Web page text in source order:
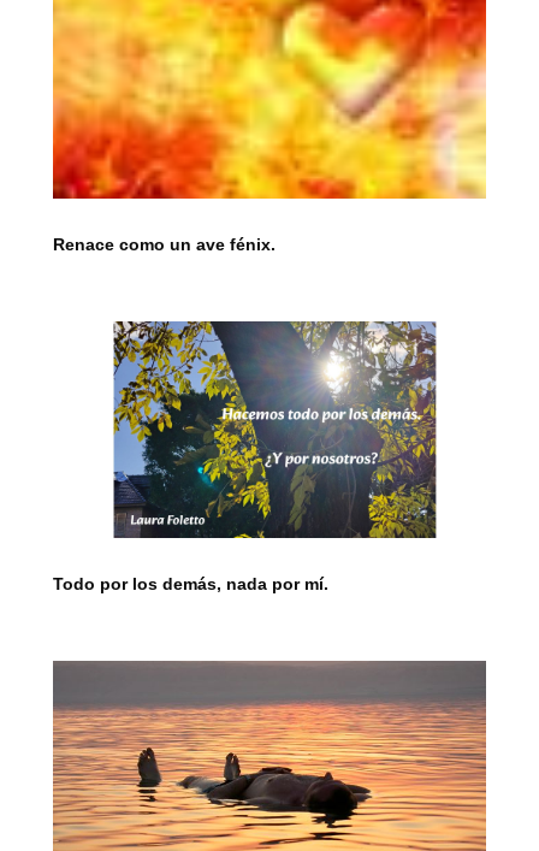
Renace como un ave fénix.
Todo por los demás, nada por mí.